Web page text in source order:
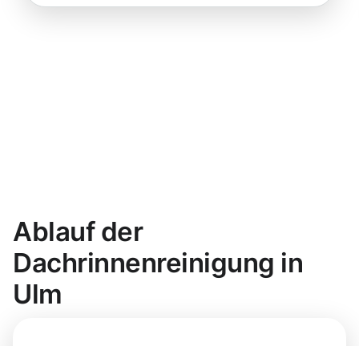
Ablauf der
Dachrinnenreinigung in
Ulm